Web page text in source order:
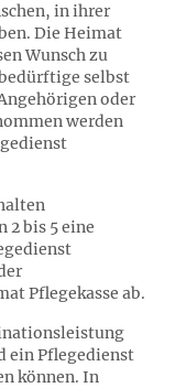
in ihrer
Die Heimat
Wunsch zu
selbst
oder
werden
2 bis 5 eine
Pflegekasse ab.
ein Pflegedienst
können. In